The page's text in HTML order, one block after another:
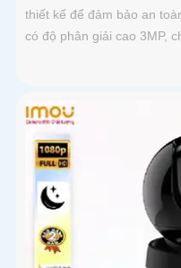
thiết kế để đảm bảo an
có độ phân giải cao 3MP,